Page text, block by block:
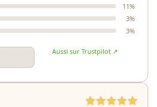
11%
3%
3%
Aussi sur Trustpilot ↗